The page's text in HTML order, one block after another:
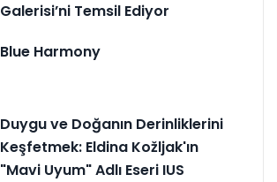
Galerisi’ni Temsil Ediyor
Blue Harmony
Duygu ve Doğanın Derinliklerini
Keşfetmek: Eldina Kožljak'ın
"Mavi Uyum" Adlı Eseri IUS